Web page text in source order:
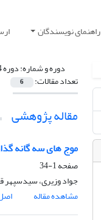
راهنمای نویسندگان
دوره و شماره:دوره 4، شماره 2 - شماره پیاپی 12، تابستان 1394، صفحه 1-154
تعداد مقالات: 6
مقاله پژوهشی
موج های سه گانه
صفحه1-34
جواد وزیری، سیدسپهر
مشاهده مقاله